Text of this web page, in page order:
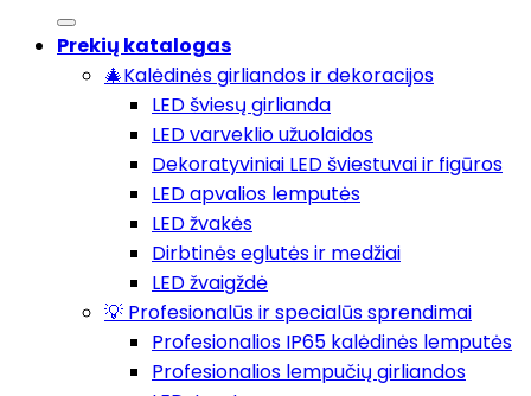
Prekių katalogas
🎄Kalėdinės girliandos ir dekoracijos
LED šviesų girlianda
LED varveklio užuolaidos
Dekoratyviniai LED šviestuvai ir figūros
LED apvalios lemputės
LED žvakės
Dirbtinės eglutės ir medžiai
LED žvaigždė
💡 Profesionalūs ir specialūs sprendimai
Profesionalios IP65 kalėdinės lemputės
Profesionalios lempučių girliandos